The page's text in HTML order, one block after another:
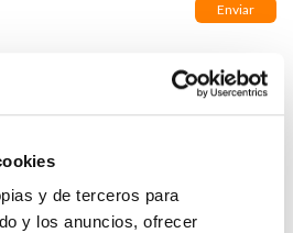
y de terceros para
y los anuncios, ofrecer
OFICIAL PARA RECONOCER LA
FRENTE A LA EMERGENCIA CLIMÁTICA